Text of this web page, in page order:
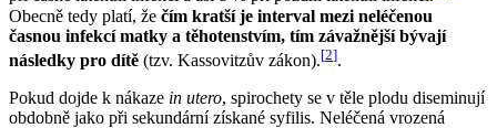
Obecně tedy platí, že čím kratší je interval mezi neléčenou
časnou infekcí matky a těhotenstvím, tím závažnější bývají
následky pro dítě (tzv. Kassovitzův zákon).[2].
Pokud dojde k nákaze in utero, spirochety se v těle plodu diseminují
obdobně jako při sekundární získané syfilis. Neléčená vrozená